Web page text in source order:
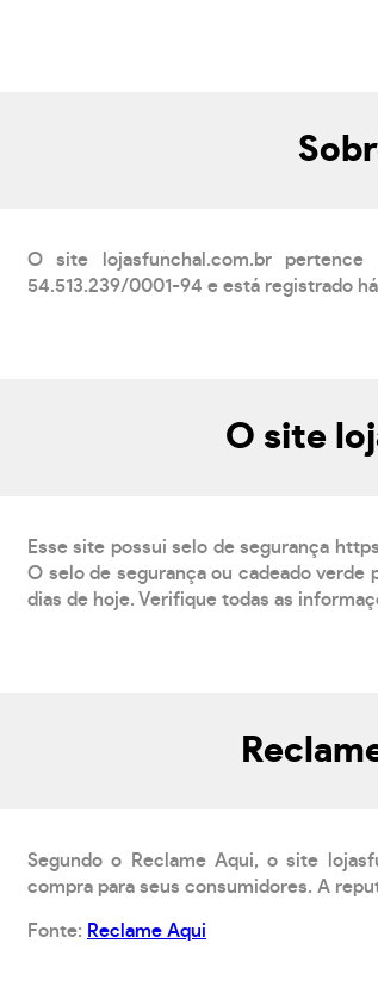
O site lojasfunchal.com.br
54.513.239/0001-94 e está registrado
O site
Esse site possui selo de segurança
O selo de segurança ou cadeado
dias de hoje. Verifique todas as
Segundo o Reclame Aqui, o site
compra para seus consumidores. A
Fonte: Reclame Aqui